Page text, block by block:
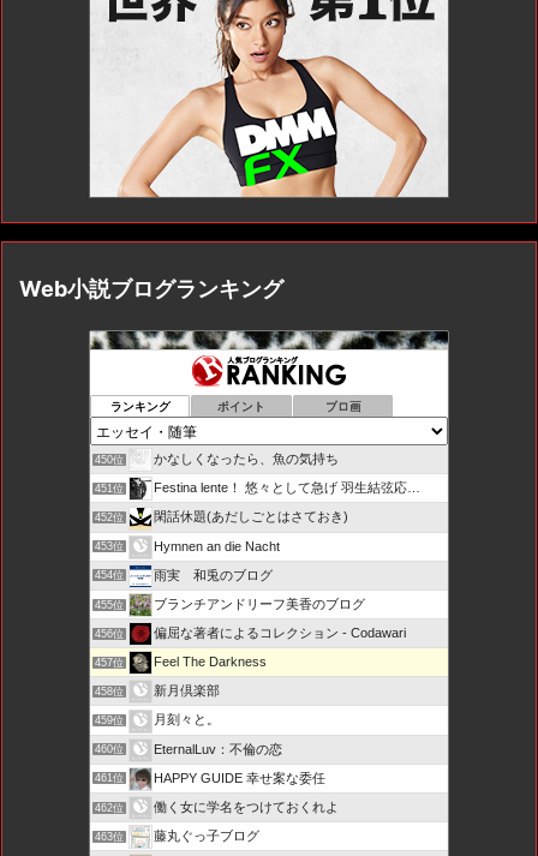
Web小説ブログランキング
ランキング ポイント ブロ画
450位 かなしくなったら、魚の気持ち
451位 Festina lente！ 悠々として急げ 羽生結弦応…
452位 閑話休題(あだしごとはさておき)
453位 Hymnen an die Nacht
454位 雨実 和兎のブログ
455位 ブランチアンドリーフ美香のブログ
456位 偏屈な著者によるコレクション - Codawari
457位 Feel The Darkness
458位 新月倶楽部
459位 月刻々と。
460位 EternalLuv：不倫の恋
461位 HAPPY GUIDE 幸せ案な委任
462位 働く女に学名をつけておくれよ
463位 藤丸ぐっ子ブログ